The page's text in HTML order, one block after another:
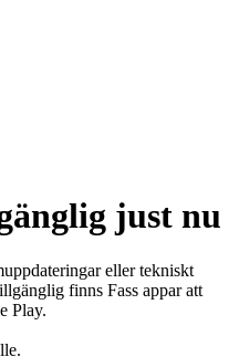
just nu
eller tekniskt
finns Fass appar att
Play.